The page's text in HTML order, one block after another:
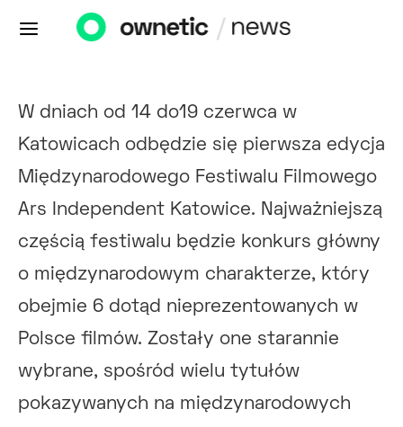
W dniach od 14 do19 czerwca w
Katowicach odbędzie się pierwsza edycja
Międzynarodowego Festiwalu Filmowego
Ars Independent Katowice. Najważniejszą
częścią festiwalu będzie konkurs główny
o międzynarodowym charakterze, który
obejmie 6 dotąd nieprezentowanych w
Polsce filmów. Zostały one starannie
wybrane, spośród wielu tytułów
pokazywanych na międzynarodowych